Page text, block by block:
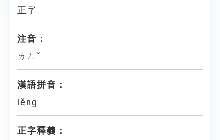
正字
注音：
ㄌㄥˇ
漢語拼音：
lěng
正字釋義：